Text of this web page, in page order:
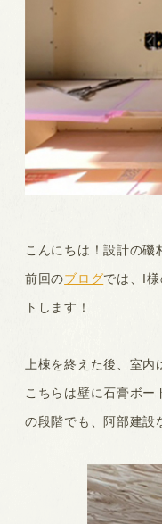
こんにちは！設計の磯
前回のブログでは、I
トします！
上棟を終えた後、室内
こちらは壁に石膏ボー
の段階でも、阿部建設